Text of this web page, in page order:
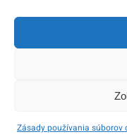
Zásady používania súborov
Zodpovedná osoba za
zo@eurotrading.sk